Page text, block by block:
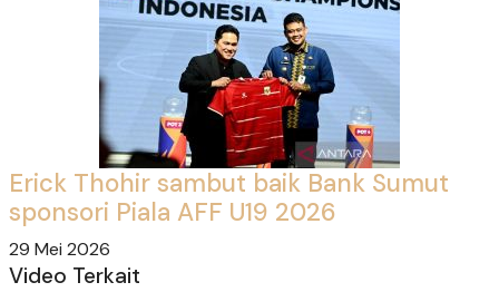
Erick Thohir sambut baik Bank Sumut
sponsori Piala AFF U19 2026
29 Mei 2026
Video Terkait